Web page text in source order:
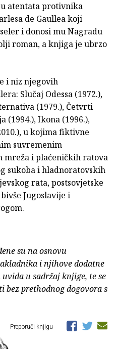
atentata protivnika
de Gaullea koji
i donosi mu Nagradu
roman, a knjiga je ubrzo
i niz njegovih
Slučaj Odessa (1972.),
(1979.), Četvrti
(1994.), Ikona (1996.),
u kojima fiktivne
suvremenim
mreža i plaćeničkih ratova
sukoba i hladnoratovskih
rata, postsovjetske
Jugoslavije i
su na osnovu
i njihove dodatne
u sadržaj knjige, te se
bez prethodnog dogovora s
Preporuči knjigu